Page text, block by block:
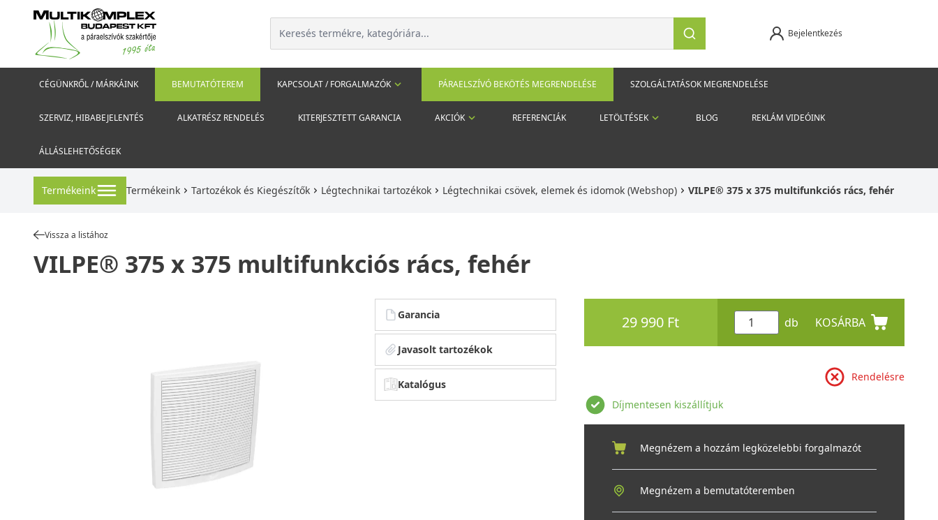
Bejelentkezés
CÉGÜNKRŐL / MÁRKÁINK BEMUTATÓTEREM KAPCSOLAT / FORGALMAZÓK PÁRAELSZÍVÓ BEKÖTÉS MEGRENDELÉSE SZOLGÁLTATÁSOK MEGRENDELÉSE
SZERVIZ, HIBABEJELENTÉS ALKATRÉSZ RENDELÉS KITERJESZTETT GARANCIA AKCIÓK REFERENCIÁK LETÖLTÉSEK BLOG REKLÁM VIDEÓINK
ÁLLÁSLEHETŐSÉGEK
Termékeink Termékeink Tartozékok és Kiegészítők Légtechnikai tartozékok Légtechnikai csövek, elemek és idomok (Webshop) VILPE® 375 x 375 multifunkciós rács, fehér
Vissza a listához
VILPE® 375 x 375 multifunkciós rács, fehér
Garancia
Javasolt tartozékok
Katalógus
29 990 Ft db KOSÁRBA
Rendelésre
Díjmentesen kiszállítjuk
Megnézem a hozzám legközelebbi forgalmazót
Megnézem a bemutatóteremben